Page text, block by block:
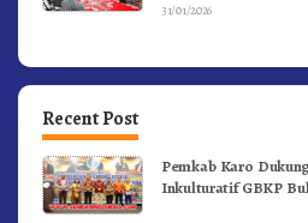
31/01/2026
Recent Post
Pemkab Karo
Inkulturatif GBKP